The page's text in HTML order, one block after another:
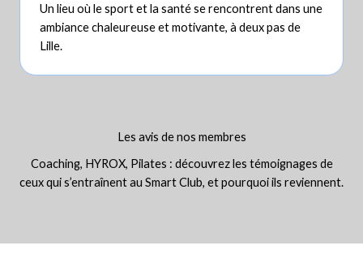
Un lieu où le sport et la santé se rencontrent dans une
ambiance chaleureuse et motivante, à deux pas de
Lille.
Les avis de nos membres
Coaching, HYROX, Pilates : découvrez les témoignages de
ceux qui s’entraînent au Smart Club, et pourquoi ils reviennent.